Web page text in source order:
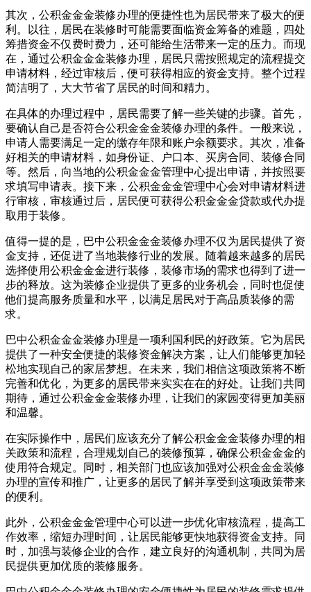
其次，公积金金金装修办理的便捷性也为居民带来了极大的便
利。以往，居民在装修时可能需要面临资金筹备的难题，四处
筹措资金不仅费时费力，还可能给生活带来一定的压力。而现
在，通过公积金金金装修办理，居民只需按照规定的流程提交
申请材料，经过审核后，便可获得相应的资金支持。整个过程
简洁明了，大大节省了居民的时间和精力。
在具体的办理过程中，居民需要了解一些关键的步骤。首先，
要确认自己是否符合公积金金金装修办理的条件。一般来说，
申请人需要满足一定的缴存年限和账户余额要求。其次，准备
好相关的申请材料，如身份证、户口本、买房合同、装修合同
等。然后，向当地的公积金金金管理中心提出申请，并按照要
求填写申请表。接下来，公积金金金管理中心会对申请材料进
行审核，审核通过后，居民便可获得公积金金金贷款或代办提
取用于装修。
值得一提的是，巴中公积金金金装修办理不仅为居民提供了资
金支持，还促进了当地装修行业的发展。随着越来越多的居民
选择使用公积金金金进行装修，装修市场的需求也得到了进一
步的释放。这为装修企业提供了更多的业务机会，同时也促使
他们提高服务质量和水平，以满足居民对于高品质装修的需
求。
巴中公积金金金装修办理是一项利国利民的好政策。它为居民
提供了一种安全便捷的装修资金解决方案，让人们能够更加轻
松地实现自己的家居梦想。在未来，我们相信这项政策将不断
完善和优化，为更多的居民带来实实在在的好处。让我们共同
期待，通过公积金金金装修办理，让我们的家园变得更加美丽
和温馨。
在实际操作中，居民们应该充分了解公积金金金装修办理的相
关政策和流程，合理规划自己的装修预算，确保公积金金金的
使用符合规定。同时，相关部门也应该加强对公积金金金装修
办理的宣传和推广，让更多的居民了解并享受到这项政策带来
的便利。
此外，公积金金金管理中心可以进一步优化审核流程，提高工
作效率，缩短办理时间，让居民能够更快地获得资金支持。同
时，加强与装修企业的合作，建立良好的沟通机制，共同为居
民提供更加优质的装修服务。